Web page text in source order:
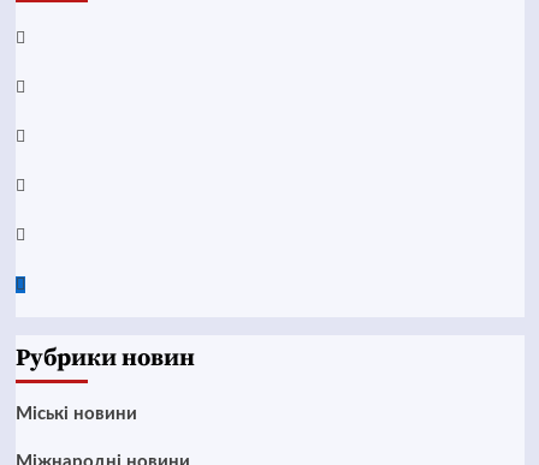
Facebook
YouTube
Telegram
Instagram
Twitter
Google
Рубрики новин
Mіські новини